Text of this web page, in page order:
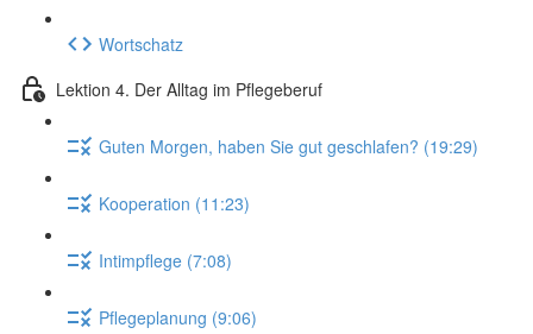
Wortschatz
Lektion 4. Der Alltag im Pflegeberuf
Guten Morgen, haben Sie gut geschlafen? (19:29)
Kooperation (11:23)
Intimpflege (7:08)
Pflegeplanung (9:06)